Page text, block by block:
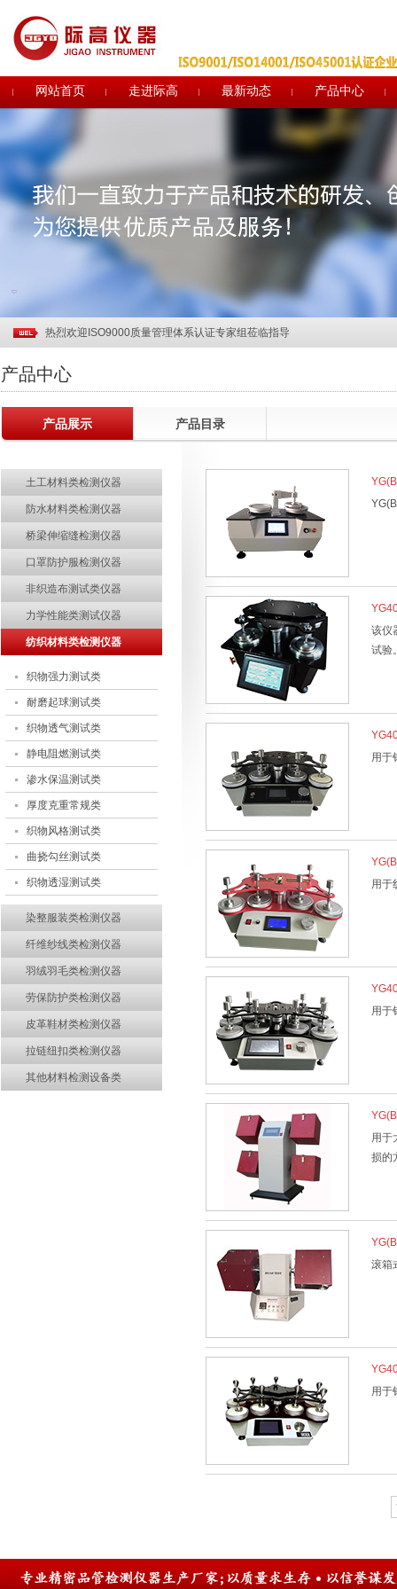
网站首页 走进际高 最新动态 产品中心
关于电子印章作废声明
关于部分土工合成材料产品CRCC认证实施规则及实施方案修订的说明
行业观察 | 中国纺联领导调研部分土工建筑材料企业
热烈祝贺温州际高通过“浙江制造”品字标认证！
热烈祝贺温州际高2017"迎新年.聚团队"拓展活动取得圆满成功
热烈欢迎ISO9000质量管理体系认证专家组莅临指导
热烈祝贺中共温州市际高检测仪器有限公司党支部成立暨第一次党员大会
助力企业品牌建设—际高仪器新展示厅正式投入使用
温州际高2015精英拓展训练成功举行
关于部分土工合成材料产品CRCC认证实施规则及实施方案修订的说明
行业观察 | 中国纺联领导调研部分土工建筑材料企业
热烈祝贺温州际高通过“浙江制造”品字标认证！
质量诚信报告
热烈祝贺温州际高2017"迎新年.聚团队"拓展活动取得圆满成功
热烈欢迎ISO9000质量管理体系认证专家组莅临指导
热烈祝贺中共温州市际高检测仪器有限公司党支部成立暨第一次党员大会
助力企业品牌建设—际高仪器新展示厅正式投入使用
温州际高2015精英拓展训练成功举行
产品中心
产品展示 产品目录
土工材料类检测仪器
防水材料类检测仪器
桥梁伸缩缝检测仪器
口罩防护服检测仪器
非织造布测试类仪器
力学性能类测试仪器
纺织材料类检测仪器
织物强力测试类
耐磨起球测试类
织物透气测试类
静电阻燃测试类
渗水保温测试类
厚度克重常规类
织物风格测试类
曲挠勾丝测试类
织物透湿测试类
染整服装类检测仪器
纤维纱线类检测仪器
羽绒羽毛类检测仪器
劳保防护类检测仪器
皮革鞋材类检测仪器
拉链纽扣类检测仪器
其他材料检测设备类
该仪
试验
用于
用于
用于
用于
损的
滚箱
用于